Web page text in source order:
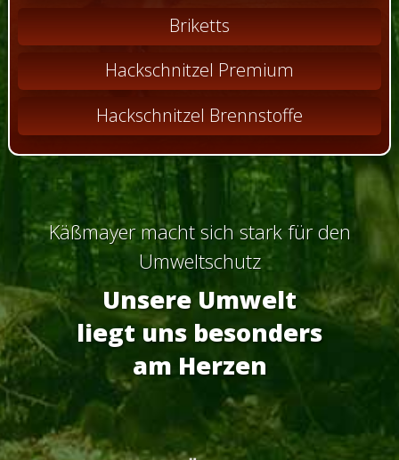
Briketts
Hackschnitzel Premium
Hackschnitzel Brennstoffe
Käßmayer macht sich stark für den
Umweltschutz
Unsere Umwelt
liegt uns besonders
am Herzen